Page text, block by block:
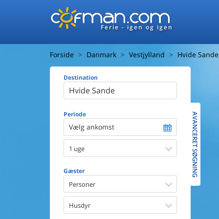
Ferie - igen og igen
Forside Danmark Vestjylland Hvide Sande
Destination
Periode
Vælg ankomst
1 uge
Gæster
Personer
Husdyr
Afstand til
Udsigt til
Faciliteter
Spa
AVANCERET SØGNING